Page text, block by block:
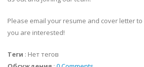
Please email your resume and cover letter to
you are interested!
Теги : Нет тегов